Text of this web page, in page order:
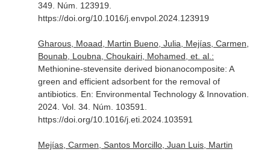
349. Núm. 123919.
https://doi.org/10.1016/j.envpol.2024.123919
Gharous, Moaad, Martin Bueno, Julia, Mejías, Carmen,
Bounab, Loubna, Choukairi, Mohamed, et. al.:
Methionine-stevensite derived bionanocomposite: A
green and efficient adsorbent for the removal of
antibiotics. En: Environmental Technology & Innovation
2024. Vol. 34. Núm. 103591.
https://doi.org/10.1016/j.eti.2024.103591
Mejías, Carmen, Santos Morcillo, Juan Luis, Martin